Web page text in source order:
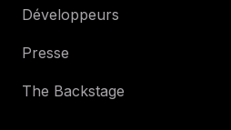
Développeurs
Presse
The Backstage